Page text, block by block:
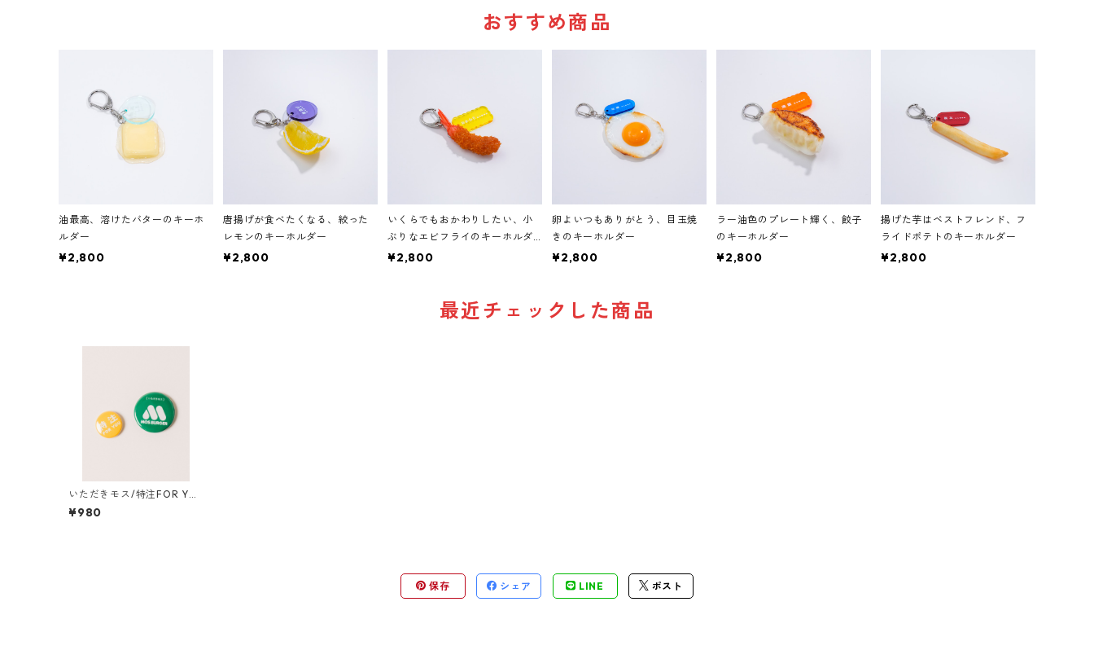
おすすめ商品
油最高、溶けたバターのキーホ
ルダー
¥2,800
唐揚げが食べたくなる、絞った
レモンのキーホルダー
¥2,800
いくらでもおかわりしたい、小
ぶりなエビフライのキーホルダ
ー
¥2,800
卵よいつもありがとう、目玉焼
きのキーホルダー
¥2,800
ラー油色のプレート輝く、餃子
のキーホルダー
¥2,800
揚げた芋はベストフレンド、フ
ライドポテトのキーホルダー
¥2,800
最近チェックした商品
いただきモス/特注FOR YO
U缶バッジセット
¥980
保存 シェア LINE ポスト